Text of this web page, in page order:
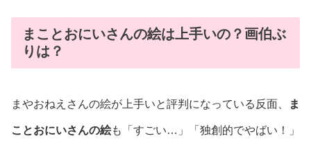
まことおにいさんの絵は上手いの？画伯ぶ
りは？
まやおねえさんの絵が上手いと評判になっている反面、 ま
ことおにいさんの絵も「すごい…」「独創的でやばい！」